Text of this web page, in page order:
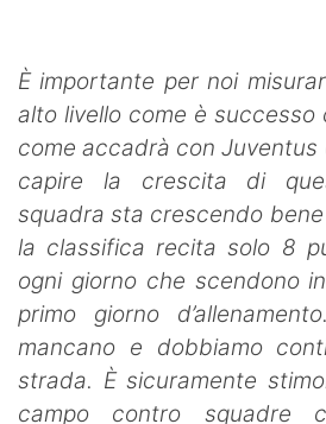
È importante per noi
alto livello come è successo
come accadrà con Juventus
capire la crescita di
squadra sta crescendo
la classifica recita solo 8
ogni giorno che scendono
primo giorno
mancano e dobbiamo
strada. È sicuramente
campo contro squadre